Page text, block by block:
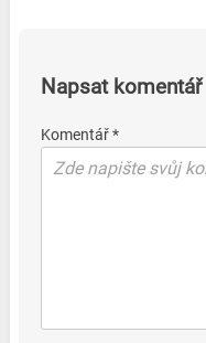
Napsat komentář
Komentář *